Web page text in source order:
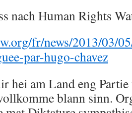
nach Human Rights
fr/news/2013/03/
par-hugo-chavez
hei am Land eng
blann sinn.